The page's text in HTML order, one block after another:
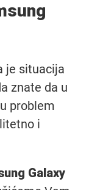
je situacija
znate da u
problem
i
Galaxy